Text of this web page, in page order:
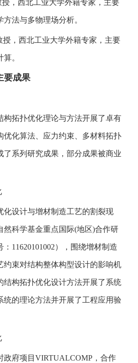
授，西北工业大学外籍专家，主要
法与多物理场分析。
授，西北工业大学外籍专家，主要
。
要成果
构拓扑优化理论与方法开展了卓有
优化算法、应力约束、多材料拓扑
了系列研究成果，部分成果被商业
化设计与增材制造工艺的割裂现
然科学基金重点国际(地区)合作研
11620101002），围绕增材制造
约束对结构整体构型设计的影响机
结构拓扑优化设计方法开展了系统
统的理论方法并开展了工程应用验
政府项目VIRTUALCOMP，合作